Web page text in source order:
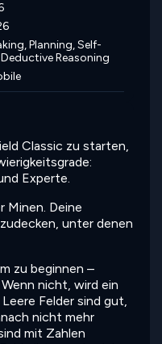
Planning,Self-
Deductive Reasoning
Classic zu starten,
Experte.
Minen. Deine
unter denen
zu beginnen –
nicht, wird ein
Felder sind gut,
nicht mehr
mit Zahlen